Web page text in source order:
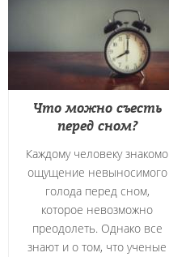
Что можно съесть
перед сном?
Каждому человеку знакомо
ощущение невыносимого
голода перед сном,
которое невозможно
преодолеть. Однако все
знают и о том, что ученые